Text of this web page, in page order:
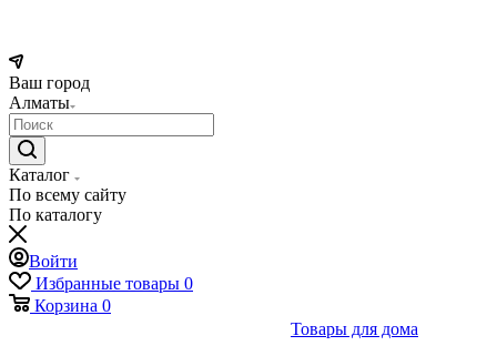
Ваш город
Алматы
Каталог
По всему сайту
По каталогу
Войти
Избранные товары 0
Корзина 0
Товары для дома